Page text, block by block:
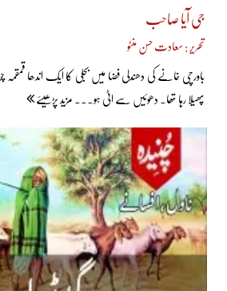
جی آیا صاحب
تحریر : سعادت حسن منٹو
باورچی خانے کی دھندلی فضا میں بجلی کا ایک اندھا قمقمہ
پھیلا رہا تھا۔ دھوئیں سے اٹی ہو... مزید پڑھیئے